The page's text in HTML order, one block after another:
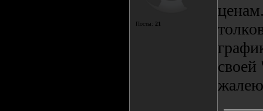
Посты: 21